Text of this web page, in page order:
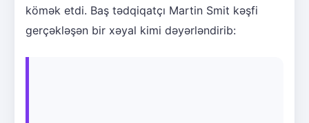
kömək etdi. Baş tədqiqatçı Martin Smit kəşfi
gerçəkləşən bir xəyal kimi dəyərləndirib: